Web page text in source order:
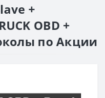
+
OBD +
по Акции